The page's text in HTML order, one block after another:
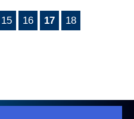
15 16 17 18